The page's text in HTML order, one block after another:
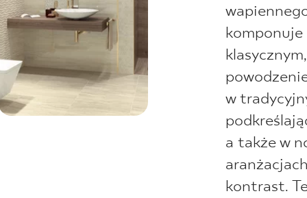
komponuje
w
a także w
kontrast.